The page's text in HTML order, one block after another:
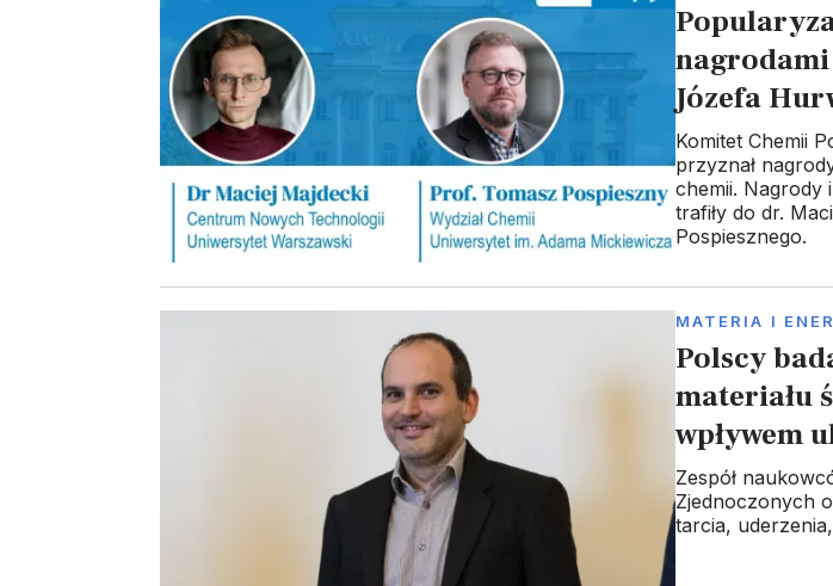
Józefa
Komitet Chemii
przyznał
chemii. Nagrody
trafiły do dr.
Pospiesznego.
MATERIA I
Polscy
materiału
wpływem
Zespół
Zjednoczonych
tarcia,